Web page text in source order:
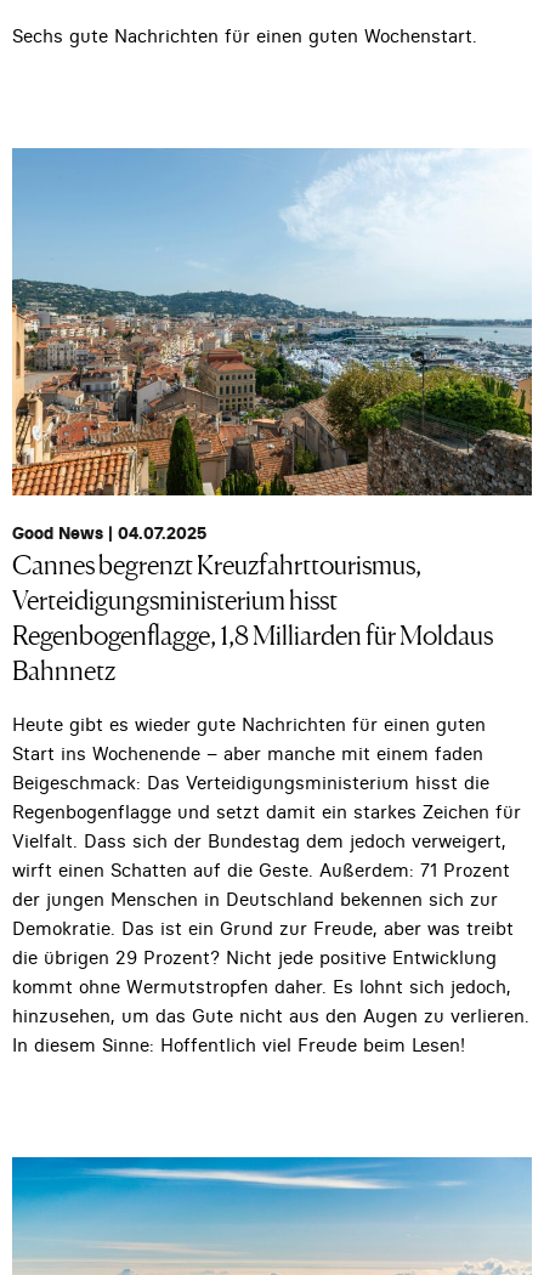
Sechs gute Nachrichten für einen guten Wochenstart.
Good News | 04.07.2025
Cannes begrenzt Kreuzfahrttourismus,
Verteidigungsministerium hisst
Regenbogenflagge, 1,8 Milliarden für Moldaus
Bahnnetz
Heute gibt es wieder gute Nachrichten für einen guten
Start ins Wochenende – aber manche mit einem faden
Beigeschmack: Das Verteidigungsministerium hisst die
Regenbogenflagge und setzt damit ein starkes Zeichen für
Vielfalt. Dass sich der Bundestag dem jedoch verweigert,
wirft einen Schatten auf die Geste. Außerdem: 71 Prozent
der jungen Menschen in Deutschland bekennen sich zur
Demokratie. Das ist ein Grund zur Freude, aber was treibt
die übrigen 29 Prozent? Nicht jede positive Entwicklung
kommt ohne Wermutstropfen daher. Es lohnt sich jedoch,
hinzusehen, um das Gute nicht aus den Augen zu verlieren.
In diesem Sinne: Hoffentlich viel Freude beim Lesen!